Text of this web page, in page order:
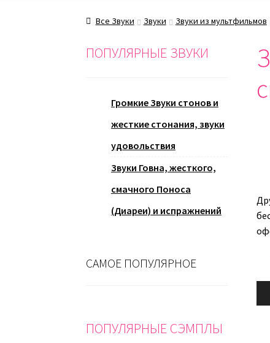
Все Звуки Звуки Звуки из мультфильмов
ПОПУЛЯРНЫЕ ЗВУКИ
Громкие Звуки стонов и
жесткие стонания, звуки
удовольствия
Звуки Говна, жесткого,
смачного Поноса
(Диареи) и испражнений
САМОЕ ПОПУЛЯРНОЕ
ПОПУЛЯРНЫЕ СЭМПЛЫ